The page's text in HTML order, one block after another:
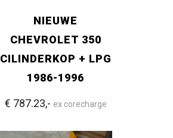
NIEUWE
CHEVROLET 350
CILINDERKOP + LPG
1986-1996
€ 787.23,- ex corecharge